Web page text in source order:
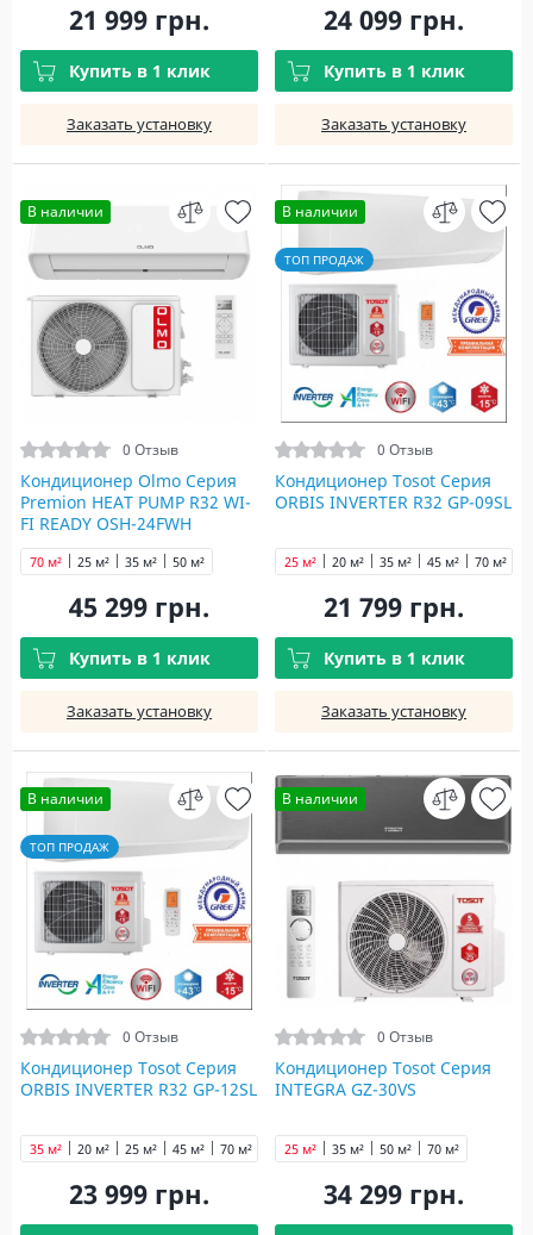
21 999 грн.
Купить в 1 клик
Заказать установку
24 099 грн.
Купить в 1 клик
Заказать установку
В наличии
0 Отзыв
Кондиционер Olmo Серия
Premion HEAT PUMP R32 WI-
FI READY OSH-24FWH
25 м² 35 м² 50 м²
70 м²
45 299 грн.
Купить в 1 клик
Заказать установку
В наличии
ТОП ПРОДАЖ
0 Отзыв
Кондиционер Tosot Серия
ORBIS INVERTER R32 GP-09SL
20 м²
25 м² 35 м² 45 м² 70 м²
21 799 грн.
Купить в 1 клик
Заказать установку
В наличии
ТОП ПРОДАЖ
0 Отзыв
Кондиционер Tosot Серия
ORBIS INVERTER R32 GP-12SL
20 м² 25 м²
35 м² 45 м² 70 м²
23 999 грн.
В наличии
0 Отзыв
Кондиционер Tosot Серия
INTEGRA GZ-30VS
25 м² 35 м² 50 м² 70 м²
34 299 грн.